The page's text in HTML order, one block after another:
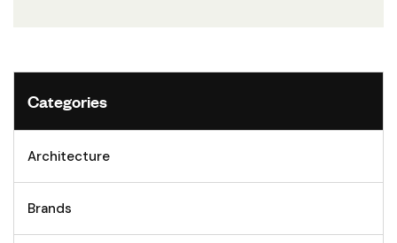
Categories
Architecture
Brands